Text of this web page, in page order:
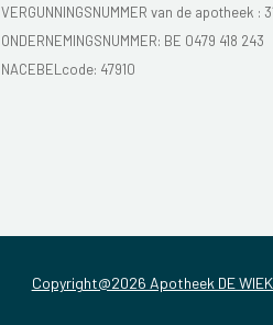
VERGUNNINGSNUMMER van de apotheek :
ONDERNEMINGSNUMMER: BE 0479 418 243
NACEBELcode: 47910
Copyright@2026 Apotheek DE